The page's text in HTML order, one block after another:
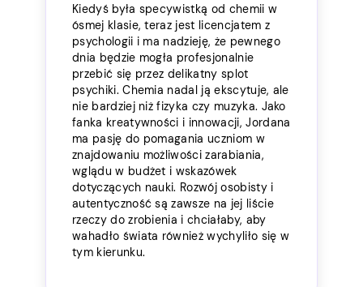
Kiedyś była specywistką od chemii w
ósmej klasie, teraz jest licencjatem z
psychologii i ma nadzieję, że pewnego
dnia będzie mogła profesjonalnie
przebić się przez delikatny splot
psychiki. Chemia nadal ją ekscytuje, ale
nie bardziej niż fizyka czy muzyka. Jako
fanka kreatywności i innowacji, Jordana
ma pasję do pomagania uczniom w
znajdowaniu możliwości zarabiania,
wglądu w budżet i wskazówek
dotyczących nauki. Rozwój osobisty i
autentyczność są zawsze na jej liście
rzeczy do zrobienia i chciałaby, aby
wahadło świata również wychyliło się w
tym kierunku.